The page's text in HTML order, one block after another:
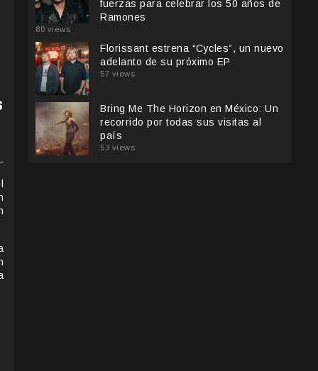
fuerzas para celebrar los 50 años de
Ramones
80 views
Florissant estrena “Cycles”, un nuevo
adelanto de su próximo EP
57 views
Bring Me The Horizon en México: Un
recorrido por todas sus visitas al
país
53 views